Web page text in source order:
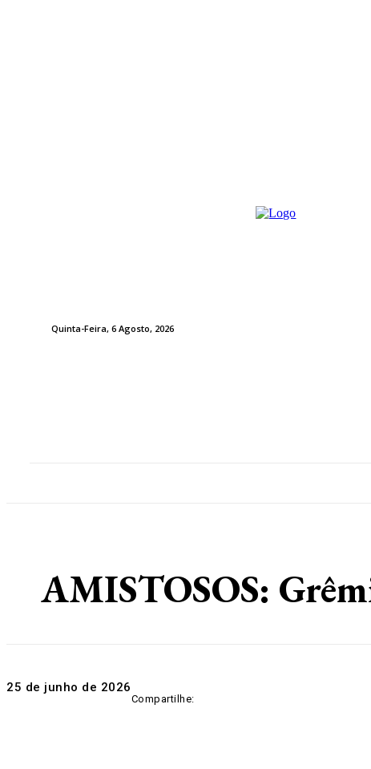
Quinta-Feira, 6 Agosto, 2026
AMISTOSOS:
25 de junho de 2026
Compartilhe: